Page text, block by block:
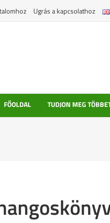
Ugrás a kapcsolathoz
FŐOLDAL TUDJON MEG